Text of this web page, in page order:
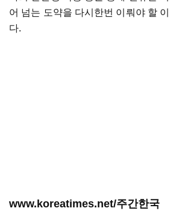
어 넘는 도약을 다시한번 이뤄야 할
다.
www.koreatimes.net/주간한국